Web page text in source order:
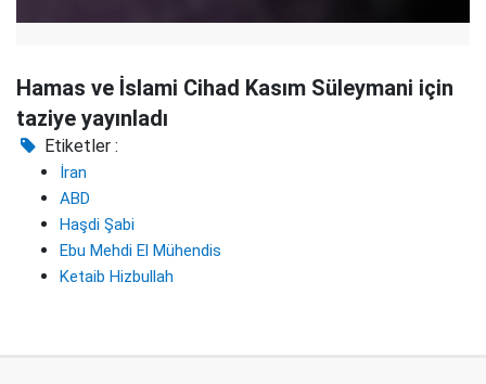
Hamas ve İslami Cihad Kasım Süleymani için
taziye yayınladı
Etiketler :
İran
ABD
Haşdi Şabi
Ebu Mehdi El Mühendis
Ketaib Hizbullah